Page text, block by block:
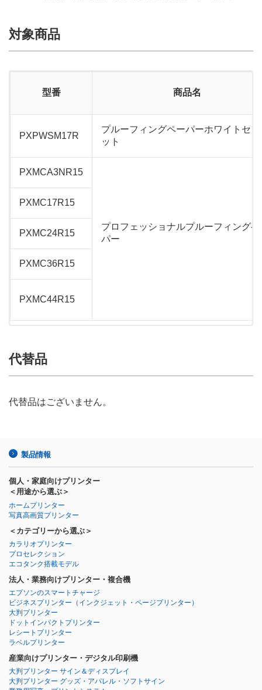
対象商品
型番 商品名
PXPWSM17R
プルーフィングペーパーホワイトセ
ット
PXMCA3NR15
プロフェッショナルプルーフィング
パー
PXMC17R15
PXMC24R15
PXMC36R15
PXMC44R15
代替品
代替品はございません。
製品情報
個人・家庭向けプリンター
＜用途から選ぶ＞
ホームプリンター
写真高画質プリンター
＜カテゴリーから選ぶ＞
カラリオプリンター
プロセレクション
エコタンク搭載モデル
法人・業務向けプリンター・複合機
エプソンのスマートチャージ
ビジネスプリンター （インクジェット・ページプリンター）
大判プリンター
ドットインパクトプリンター
レシートプリンター
ラベルプリンター
産業向けプリンター・デジタル印刷機
大判プリンター サイン＆ディスプレイ
大判プリンター グッズ・アパレル・ソフトサイン